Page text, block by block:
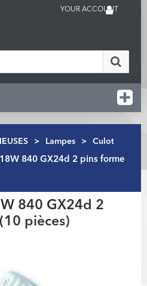
YOUR ACCOUNT
> Lampes > Culot
840 GX24d 2 pins forme
840 GX24d 2
pièces)